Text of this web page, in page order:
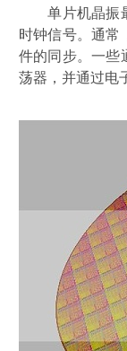
单片机晶振最
时钟信号。通常
件的同步。一些
荡器，并通过电